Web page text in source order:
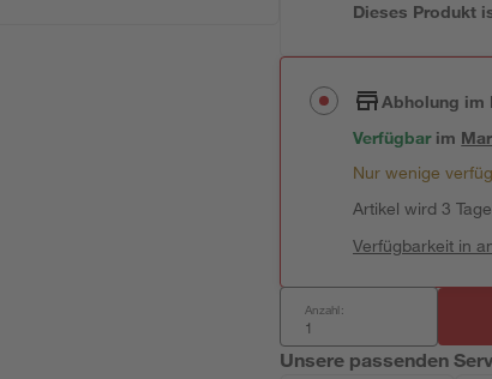
Dieses Produkt
Abholung im
Verfügbar im
Nur wenige
Artikel wird 3
Verfügbarkeit in
Anzahl:
Unsere passenden